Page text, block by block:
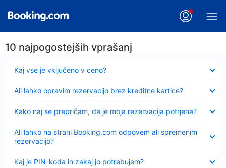
10 najpogostejših vprašanj
Kaj vse je vključeno v ceno?
Ali lahko opravim rezervacijo brez kreditne kartice?
Kako naj se prepričam, da je moja rezervacija potrjena?
Ali lahko na strani Booking.com odpovem ali spremenim
rezervacijo?
Kaj je PIN-koda in zakaj jo potrebujem?